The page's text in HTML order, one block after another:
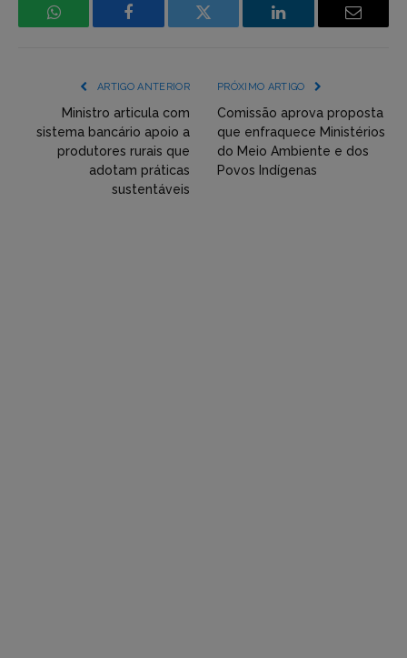
WhatsApp Facebook
Incorpore
(YouTube,
Twitter,
Flickr
etc)
LinkedIn Email
ARTIGO ANTERIOR
Ministro articula com
sistema bancário apoio a
produtores rurais que
adotam práticas
sustentáveis
PRÓXIMO ARTIGO
Comissão aprova proposta
que enfraquece Ministérios
do Meio Ambiente e dos
Povos Indígenas